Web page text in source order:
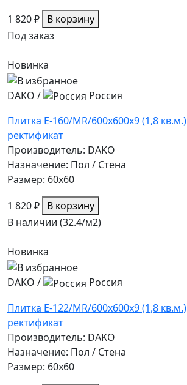
1 820 ₽ В корзину
Под заказ
Новинка
DAKO /
Россия
Плитка E-160/MR/600x600x9 (1,8 кв.м.)
ректификат
Производитель: DAKO
Назначение: Пол / Стена
Размер: 60x60
1 820 ₽ В корзину
В наличии (32.4/м2)
Новинка
DAKO /
Россия
Плитка E-122/MR/600x600x9 (1,8 кв.м.)
ректификат
Производитель: DAKO
Назначение: Пол / Стена
Размер: 60x60